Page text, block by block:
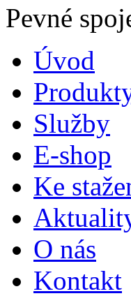
Pevné
Úvod
Služby
E-shop
Ke
O nás
Kontakt